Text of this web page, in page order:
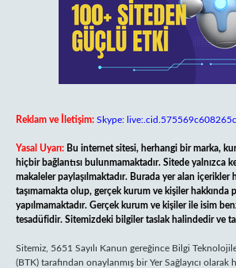
Reklam ve İletişim: Skype:
Yasal Uyarı: Bu internet sitesi, herhangi bir marka,
hiçbir bağlantısı bulunmamaktadır. Sitede yalnızca
makaleler paylaşılmaktadır. Burada yer alan içerikler
taşımamakta olup, gerçek kurum ve kişiler hakkında
yapılmamaktadır. Gerçek kurum ve kişiler ile isim
tesadüfidir. Sitemizdeki bilgiler taslak halindedir ve
Sitemiz, 5651 Sayılı Kanun gereğince Bilgi
(BTK) tarafından onaylanmış bir Yer Sağlayıcı